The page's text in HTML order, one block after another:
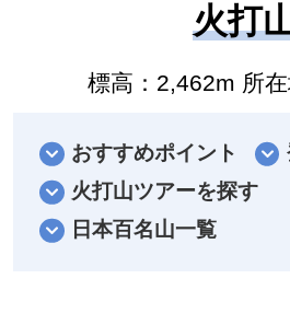
火打
標高：2,462m 所
おすすめポイント
火打山ツアーを探す
日本百名山一覧